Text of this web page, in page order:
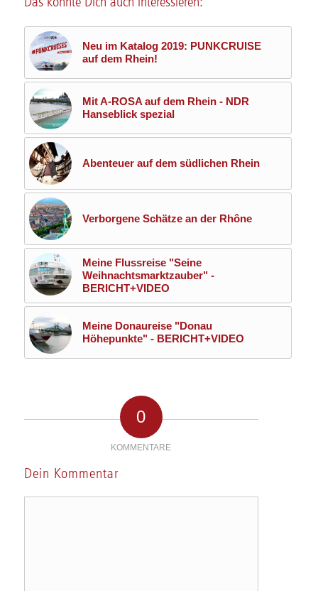
Neu im Katalog 2019: PUNKCRUISE
auf dem Rhein!
Mit A-ROSA auf dem Rhein - NDR
Hanseblick spezial
Abenteuer auf dem südlichen Rhein
Verborgene Schätze an der Rhône
Meine Flussreise "Seine
Weihnachtsmarktzauber" -
BERICHT+VIDEO
Meine Donaureise "Donau
Höhepunkte" - BERICHT+VIDEO
0
KOMMENTARE
Dein Kommentar